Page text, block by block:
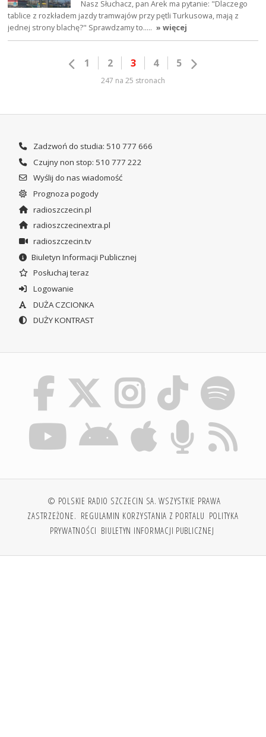
Nasz Słuchacz, pan Arek ma pytanie: "Dlaczego
tablice z rozkładem jazdy tramwajów przy pętli Turkusowa, mają z
jednej strony blachę?" Sprawdzamy to..… » więcej
1 2 3 4 5
247 na 25 stronach
Zadzwoń do studia: 510 777 666
Czujny non stop: 510 777 222
Wyślij do nas wiadomość
Prognoza pogody
radioszczecin.pl
radioszczecinextra.pl
radioszczecin.tv
Biuletyn Informacji Publicznej
Posłuchaj teraz
Logowanie
DUŻA CZCIONKA
DUŻY KONTRAST
© POLSKIE RADIO SZCZECIN SA. WSZYSTKIE PRAWA
ZASTRZEŻONE. REGULAMIN KORZYSTANIA Z PORTALU POLITYKA
PRYWATNOŚCI BIULETYN INFORMACJI PUBLICZNEJ